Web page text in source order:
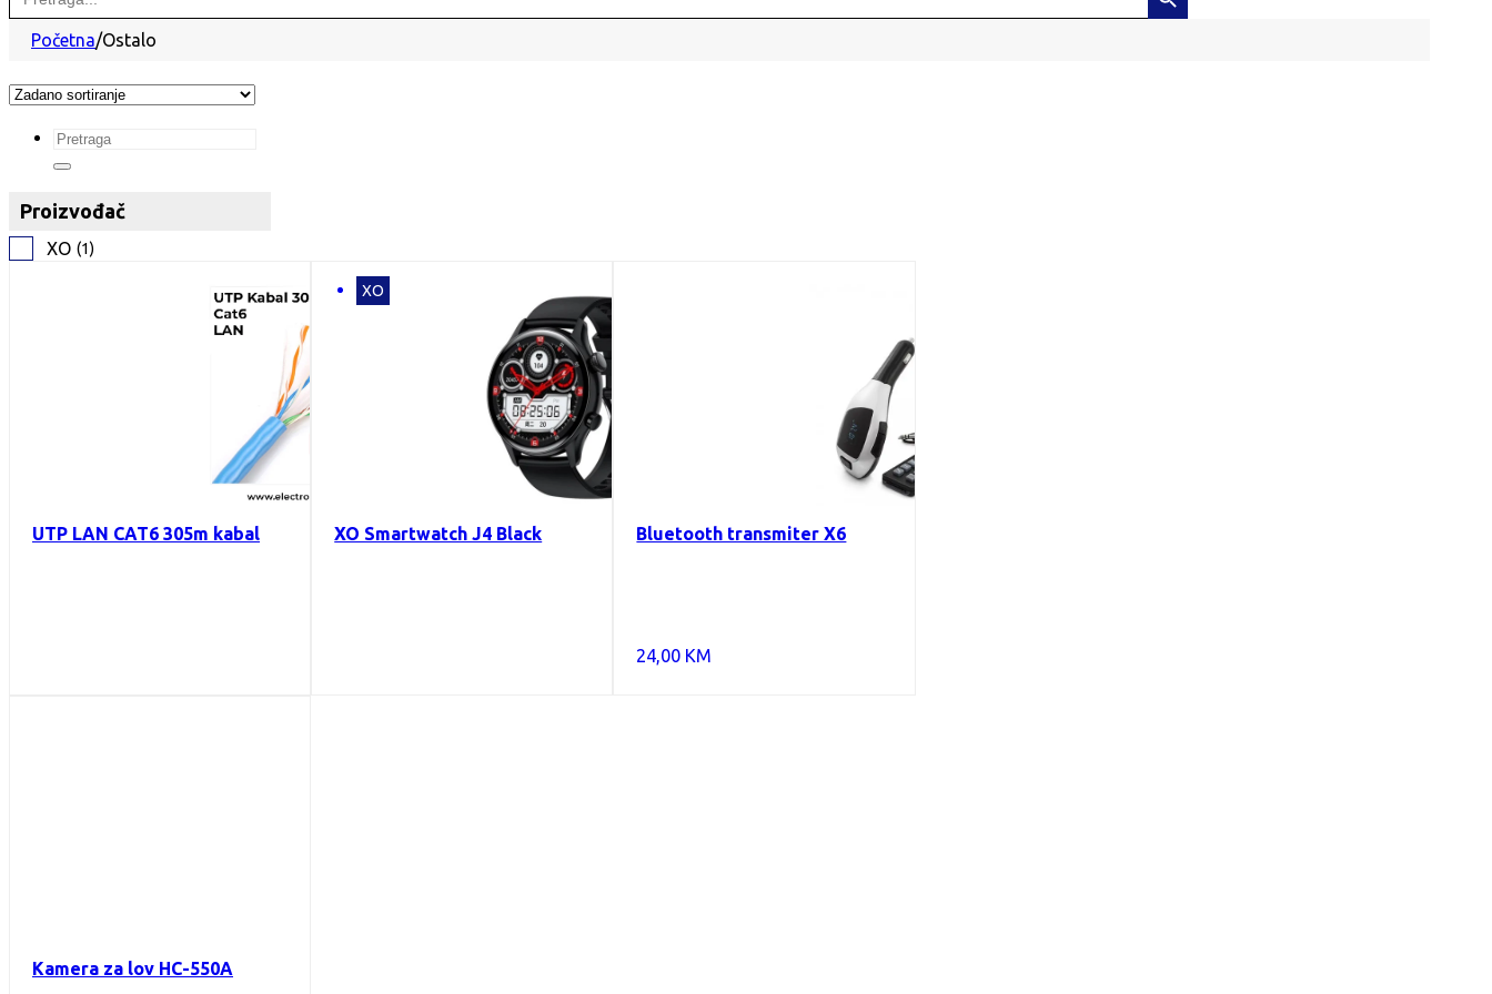
for:
Početna/Ostalo
Search
Proizvođač
XO (1)
UTP LAN CAT6 305m kabal XO Smartwatch J4 Black
XO
Bluetooth transmiter X6
24,00 KM
Kamera za lov HC-550A